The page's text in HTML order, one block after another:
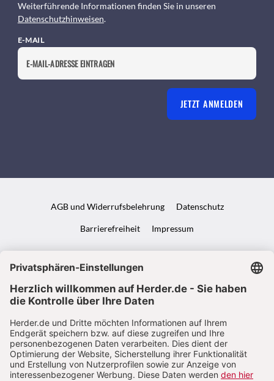
Weiterführende Informationen finden Sie in unseren
Datenschutzhinweisen.
E-MAIL
JETZT ANMELDEN
AGB und Widerrufsbelehrung Datenschutz
Barrierefreiheit Impressum
VERTRAG WIDERRUFEN